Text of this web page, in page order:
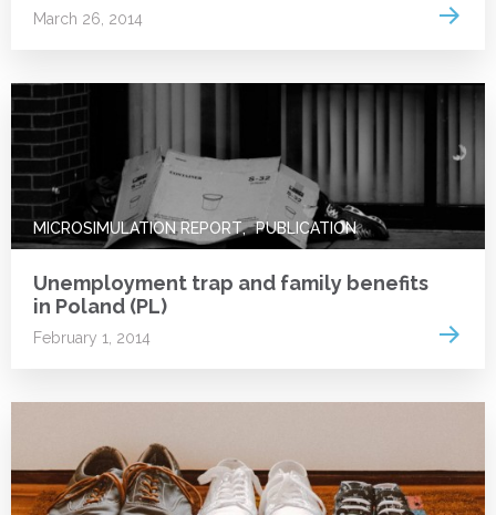
March 26, 2014 Read
MICROSIMULATION REPORT PUBLICATION
Unemployment trap and family benefits
in Poland (PL)
February 1, 2014 Read